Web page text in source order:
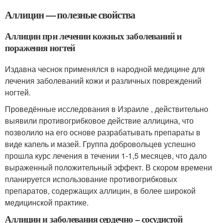
Аллицин — полезные свойства
Аллицин при лечении кожных заболеваний и
поражения ногтей
Издавна чеснок применялся в народной медицине для
лечения заболеваний кожи и различных повреждений
ногтей.
Проведённые исследования в Израиле , действительно
выявили противогрибковое действие аллицина, что
позволило на его основе разрабатывать препараты в
виде капель и мазей. Группа добровольцев успешно
прошла курс лечения в течении 1-1,5 месяцев, что дало
выраженный положительный эффект. В скором времени
планируется использование противогрибковых
препаратов, содержащих аллицин, в более широкой
медицинской практике.
Аллицин и заболевания сердечно – сосудистой